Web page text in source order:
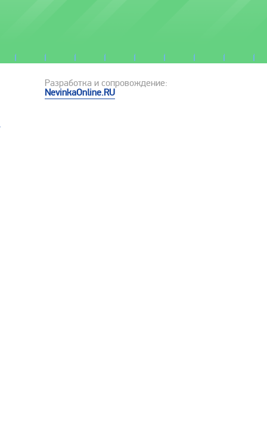
Разработка и сопровождение:
NevinkaOnline.RU